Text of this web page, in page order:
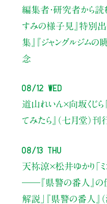
編集者・研究者から読
すみの様子見』特別出
集』『ジャングルジム
念
08/12 Wed
道山れいん×向坂くじら
てみたら』（七月堂）
08/13 Thu
天祢涼×松井ゆかり
――『県警の番人』の
解説」
『県警の番人